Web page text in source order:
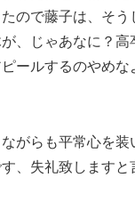
ので藤子は、そ
、じゃあなに？
ールするのやめな
がらも平常心を装
、失礼致しますと